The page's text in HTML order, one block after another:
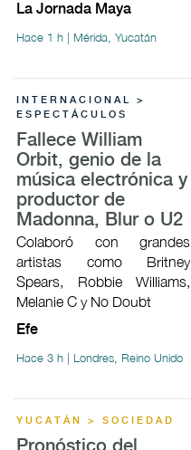
La Jornada Maya
Hace 1 h | Mérida, Yucatán
INTERNACIONAL >
ESPECTÁCULOS
Fallece William
Orbit, genio de la
música electrónica y
productor de
Madonna, Blur o U2
Colaboró con grandes
artistas como Britney
Spears, Robbie Williams,
Melanie C y No Doubt
Efe
Hace 3 h | Londres, Reino Unido
YUCATÁN > SOCIEDAD